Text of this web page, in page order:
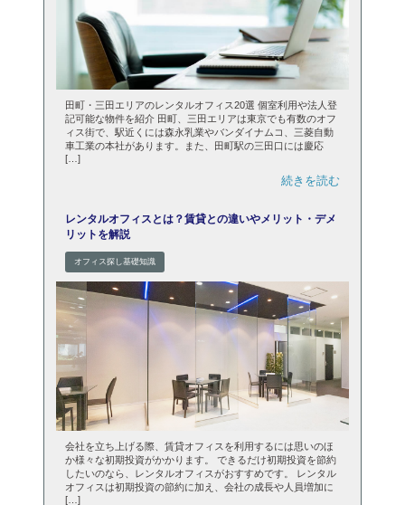
田町・三田エリアのレンタルオフィス20選 個室利用や法人登
記可能な物件を紹介 田町、三田エリアは東京でも有数のオフ
ィス街で、駅近くには森永乳業やバンダイナムコ、三菱自動
車工業の本社があります。また、田町駅の三田口には慶応
[…]
続きを読む
レンタルオフィスとは？賃貸との違いやメリット・デメ
リットを解説
オフィス探し基礎知識
会社を立ち上げる際、賃貸オフィスを利用するには思いのほ
か様々な初期投資がかかります。 できるだけ初期投資を節約
したいのなら、レンタルオフィスがおすすめです。 レンタル
オフィスは初期投資の節約に加え、会社の成長や人員増加に
[…]